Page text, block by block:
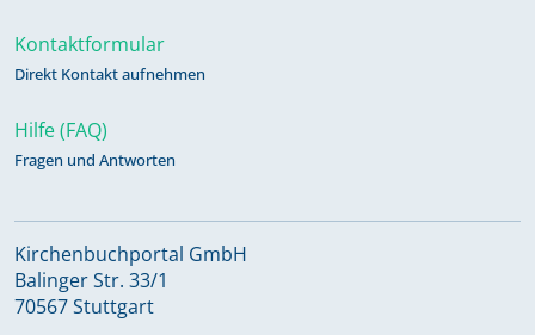
Kommunikanten 1793-1800
Kommunikanten 1800-1814
Kommunikanten, Konfirmanden
1815-1831
Kontaktformular
Direkt Kontakt aufnehmen
Hilfe (FAQ)
Fragen und Antworten
Kirchenbuchportal GmbH
Balinger Str. 33/1
70567 Stuttgart